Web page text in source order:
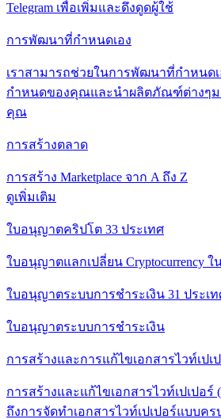
Telegram เพื่อเพิ่มและดึงดูดผู้ใช้
การพัฒนาที่กําหนดเอง
เราสามารถช่วยในการพัฒนาที่กําหนด
กําหนดของคุณและนําผลิตภัณฑ์ต่างๆม
คุณ
การสร้างตลาด
การสร้าง Marketplace จาก A ถึง Z
ดูเพิ่มเติม
ใบอนุญาตคริปโต 33 ประเทศ
ใบอนุญาตแลกเปลี่ยน Cryptocurrency ใ
ใบอนุญาตระบบการชําระเงิน 31 ประเ
ใบอนุญาตระบบการชําระเงิน
การสร้างและการแก้ไขเอกสารไวท์เปเ
การสร้างและแก้ไขเอกสารไวท์เปเปอร์
ถึงการจัดทําเอกสารไวท์เปเปอร์แบบค